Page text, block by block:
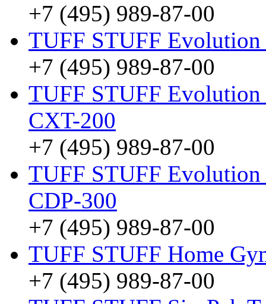
+7 (495) 989-87-00
TUFF STUFF
+7 (495) 989-87-00
TUFF STUFF
CXT-200
+7 (495) 989-87-00
TUFF STUFF Evolution
CDP-300
+7 (495) 989-87-00
TUFF STUFF Home
+7 (495) 989-87-00